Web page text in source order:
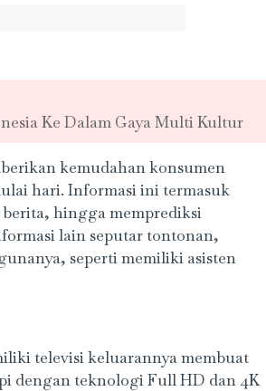
Ke Dalam Gaya Multi Kultur
kemudahan konsumen
hari. Informasi ini termasuk
hingga memprediksi
lain seputar tontonan,
seperti memiliki asisten
televisi keluarannya membuat
dengan teknologi Full HD dan 4K